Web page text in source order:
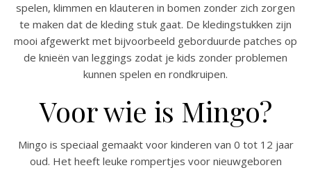
spelen, klimmen en klauteren in bomen zonder zich zorgen
te maken dat de kleding stuk gaat. De kledingstukken zijn
mooi afgewerkt met bijvoorbeeld geborduurde patches op
de knieën van leggings zodat je kids zonder problemen
kunnen spelen en rondkruipen.
Voor wie is Mingo?
Mingo is speciaal gemaakt voor kinderen van 0 tot 12 jaar
oud. Het heeft leuke rompertjes voor nieuwgeboren